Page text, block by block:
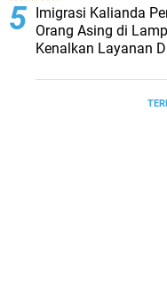
Imigrasi Kalianda
Orang Asing di
Kenalkan Layanan